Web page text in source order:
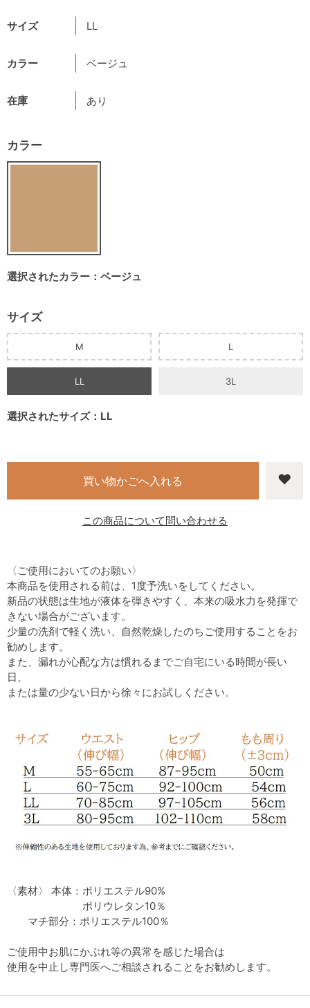
サイズ LL
カラー ベージュ
在庫 あり
カラー
選択されたカラー：ベージュ
サイズ
M L
LL 3L
選択されたサイズ：LL
この商品について問い合わせる
〈ご使用においてのお願い〉
本商品を使用される前は、1度予洗いをしてください。
新品の状態は生地が液体を弾きやすく、本来の吸水力を発揮で
きない場合がございます。
少量の洗剤で軽く洗い、自然乾燥したのちご使用することをお
勧めします。
また、漏れが心配な方は慣れるまでご自宅にいる時間が長い
日、
または量の少ない日から徐々にお試しください。
〈素材〉 本体：ポリエステル90%
ポリウレタン10％
マチ部分：ポリエステル100％
ご使用中お肌にかぶれ等の異常を感じた場合は
使用を中止し専門医へご相談されることをお勧めします。